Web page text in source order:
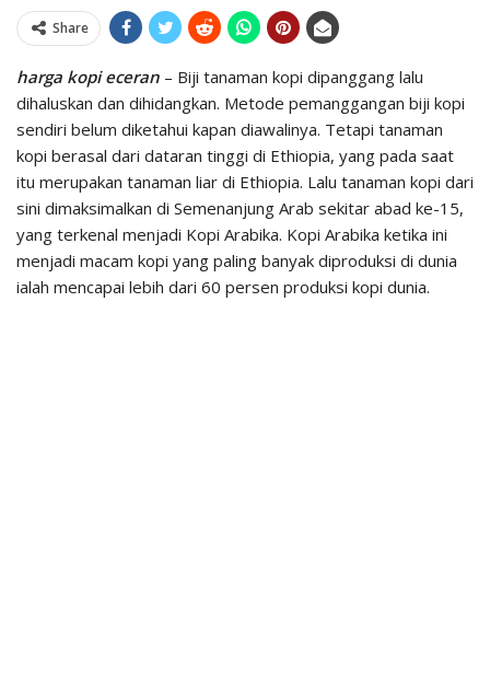
Share
harga kopi eceran – Biji tanaman kopi dipanggang lalu
dihaluskan dan dihidangkan. Metode pemanggangan biji kopi
sendiri belum diketahui kapan diawalinya. Tetapi tanaman
kopi berasal dari dataran tinggi di Ethiopia, yang pada saat
itu merupakan tanaman liar di Ethiopia. Lalu tanaman kopi dari
sini dimaksimalkan di Semenanjung Arab sekitar abad ke-15,
yang terkenal menjadi Kopi Arabika. Kopi Arabika ketika ini
menjadi macam kopi yang paling banyak diproduksi di dunia
ialah mencapai lebih dari 60 persen produksi kopi dunia.